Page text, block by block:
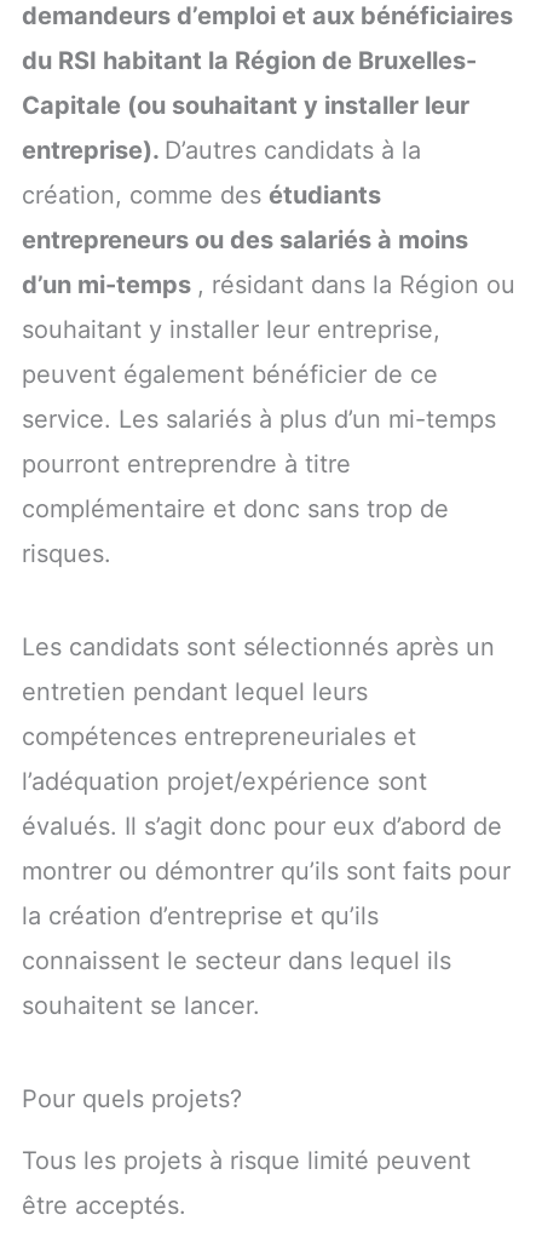
demandeurs d’emploi et aux bénéficiaires
du RSI habitant la Région de Bruxelles-
Capitale (ou souhaitant y installer leur
entreprise). D’autres candidats à la
création, comme des étudiants
entrepreneurs ou des salariés à moins
d’un mi-temps , résidant dans la Région ou
souhaitant y installer leur entreprise,
peuvent également bénéficier de ce
service. Les salariés à plus d’un mi-temps
pourront entreprendre à titre
complémentaire et donc sans trop de
risques.
Les candidats sont sélectionnés après un
entretien pendant lequel leurs
compétences entrepreneuriales et
l’adéquation projet/expérience sont
évalués. Il s’agit donc pour eux d’abord de
montrer ou démontrer qu’ils sont faits pour
la création d’entreprise et qu’ils
connaissent le secteur dans lequel ils
souhaitent se lancer.
Pour quels projets?
Tous les projets à risque limité peuvent
être acceptés.